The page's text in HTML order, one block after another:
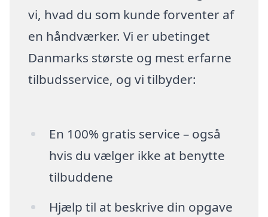
vi, hvad du som kunde forventer af
en håndværker. Vi er ubetinget
Danmarks største og mest erfarne
tilbudsservice, og vi tilbyder:
En 100% gratis service – også
hvis du vælger ikke at benytte
tilbuddene
Hjælp til at beskrive din opgave